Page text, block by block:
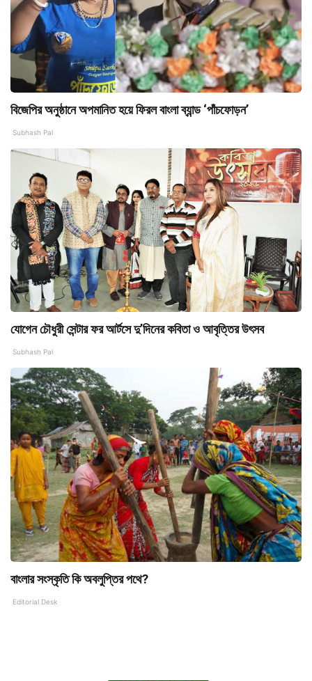
বিজেপির অনুষ্ঠানে অপমানিত হয়ে ফিরল বাংলা ব্যান্ড ‘পাঁচফোড়ন’
Subhash Pal
যোগেন চৌধুরী সেন্টার ফর আর্টসে দু’দিনের কবিতা ও আবৃত্তির উৎসব
Subhash Pal
বাংলার সংস্কৃতি কি অবলুপ্তির পথে?
Editorial Desk